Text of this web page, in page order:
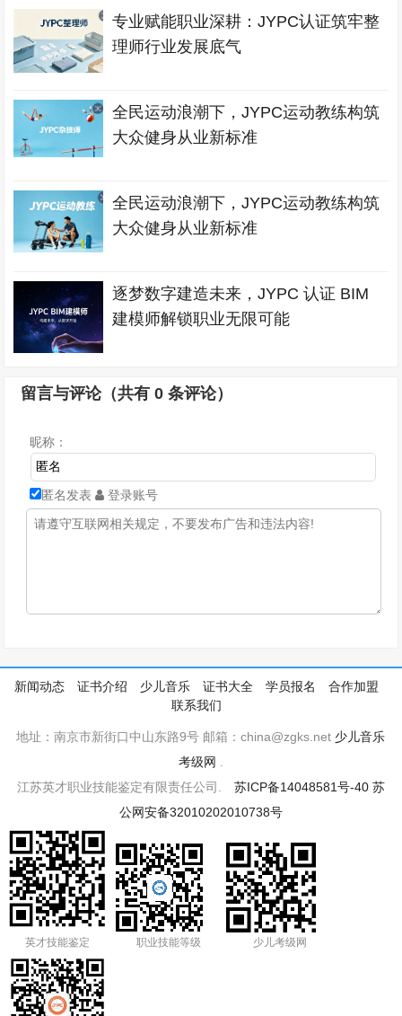
专业赋能职业深耕：JYPC认证筑牢整
理师行业发展底气
全民运动浪潮下，JYPC运动教练构筑
大众健身从业新标准
全民运动浪潮下，JYPC运动教练构筑
大众健身从业新标准
逐梦数字建造未来，JYPC 认证 BIM
建模师解锁职业无限可能
留言与评论（共有0 条评论）
昵称：
匿名发表 登录账号
新闻动态 证书介绍 少儿音乐 证书大全 学员报名
合作加盟
联系我们
地址：南京市新街口中山东路9号 邮箱：china@zgks.net 少儿音乐
考级网 .
江苏英才职业技能鉴定有限责任公司. 苏ICP备14048581号-40 苏
公网安备32010202010738号
英才技能鉴定 职业技能等级 少儿考级网